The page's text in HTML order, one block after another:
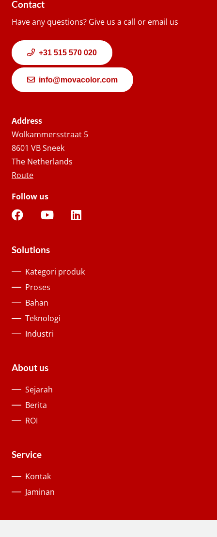
Contact
Have any questions? Give us a call or email us
+31 515 570 020
info@movacolor.com
Address
Wolkammersstraat 5
8601 VB Sneek
The Netherlands
Route
Follow us
Solutions
Kategori produk
Proses
Bahan
Teknologi
Industri
About us
Sejarah
Berita
ROI
Service
Kontak
Jaminan